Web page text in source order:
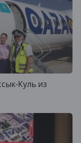
Куль из